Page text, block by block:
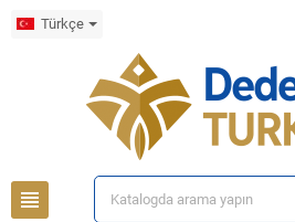
Türkçe
view_headline